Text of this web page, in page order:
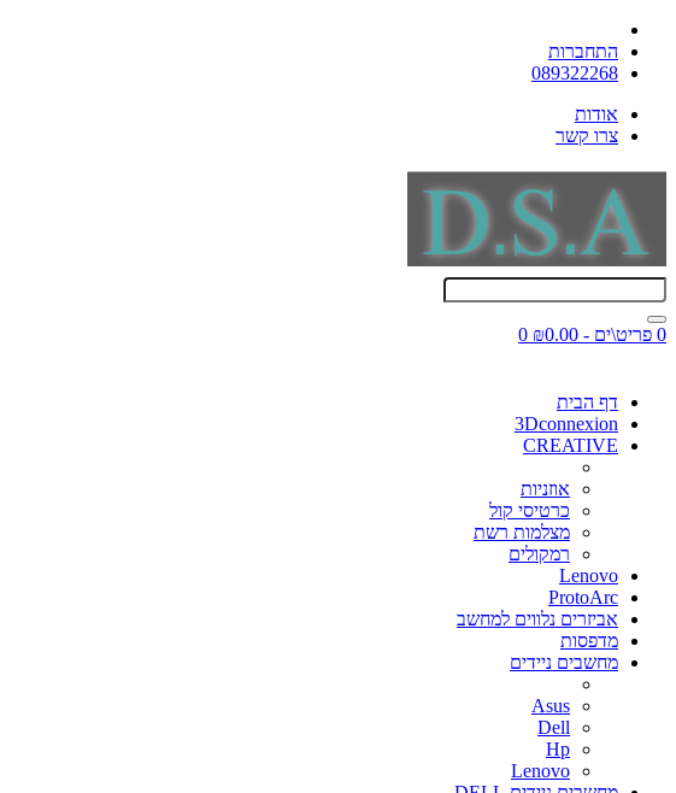
התחברות
089322268
אודות
צרו קשר
0 פריט\ים - ₪0.00 0
דף הבית
3Dconnexion
CREATIVE
אוזניות
כרטיסי קול
מצלמות רשת
רמקולים
Lenovo
ProtoArc
אביזרים נלווים למחשב
מדפסות
מחשבים ניידים
Asus
Dell
Hp
Lenovo